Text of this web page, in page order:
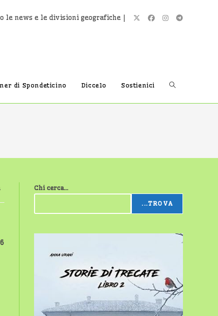
le news e le divisioni geografiche |
di Spondeticino Diccelo Sostienici Attiva/
ricerca
sul
6
Chi cerca...
...TROVA